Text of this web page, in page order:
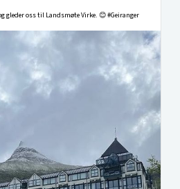
gleder oss til Landsmøte Virke. 😊 #Geiranger